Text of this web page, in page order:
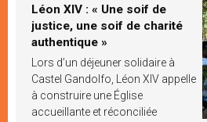
Léon XIV : « Une soif de
justice, une soif de charité
authentique »
Lors d’un déjeuner solidaire à
Castel Gandolfo, Léon XIV appelle
à construire une Église
accueillante et réconciliée